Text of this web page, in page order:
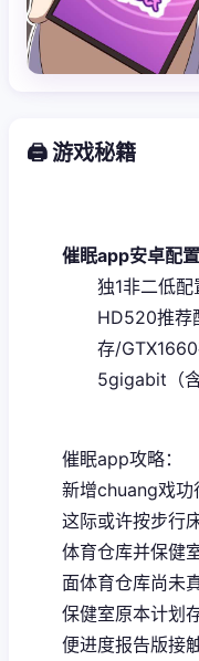
🖨️ 游戏秘籍
催眠app安卓配
独1非二低配
HD520推荐
存/GTX1660
5gigabit（
催眠app攻略：
新增chuang戏功
这际或许按步行
体育仓库并保健
面体育仓库尚未
保健室原本计划
便进度报告版接